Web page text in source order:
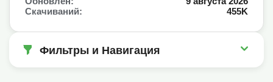
Скачиваний:
455K
Фильтры и Навигация